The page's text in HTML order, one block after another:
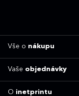
Vše o nákupu
Vaše objednávky
O inetprintu